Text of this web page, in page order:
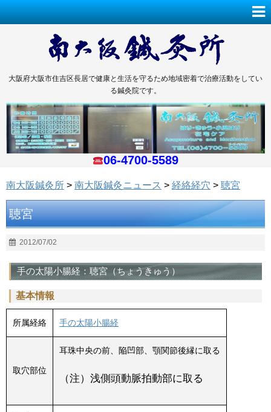
大阪府大阪市住吉区長居で健康と生活を守るため地域密着で治療活動をしてい
る鍼灸院です。
06-4700-5589
南大阪鍼灸所 > 南大阪鍼灸ニュース > 経絡経穴 > 聴宮
聴宮
2012/07/02
手の太陽小腸経：聴宮（ちょうきゅう）
基本情報
所属経絡 手の太陽小腸経
取穴部位
耳珠中央の前、陥凹部、顎関節後縁に取る
（注）浅側頭動脈拍動部に取る